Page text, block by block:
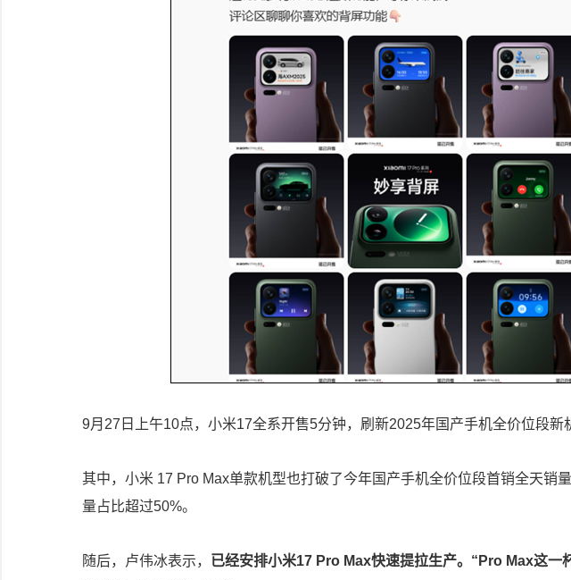
9月27日上午10点，小米17全系开售5分钟，刷新2025年国产手机全价位段新
其中，小米 17 Pro Max单款机型也打破了今年国产手机全价位段首销全天销
量占比超过50%。
随后，卢伟冰表示，
已经安排小米17 Pro Max快速提拉生产。“Pro Max这一